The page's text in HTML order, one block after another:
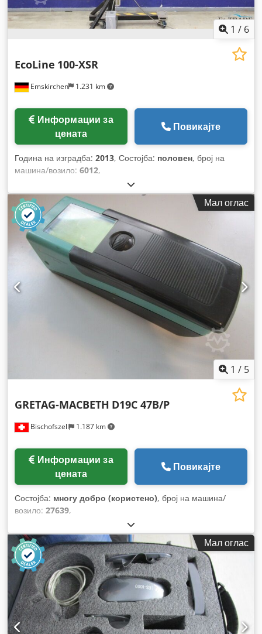
1 / 6
Emskirchen 1.231 km
EcoLine 100-XSR
цената
Повикајте
Година на изградба: 2013, Состојба: половен, број на
машина/возило: 6012,
Мал оглас
1 / 5
Bischofszell 1.187 km
GRETAG-MACBETH D19C 47B/P
цената
Повикајте
Состојба: многу добро (користено), број на машина/
возило: 27639,
Мал оглас